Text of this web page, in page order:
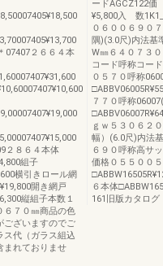
07407２６６４本
２８６４本体
組子
横引きロール網
開き網戸
縦組子本数１
６７０㎜商品の色
ございますのでご
ス代（ガラス組込
まれておりませ
ードAGCZ122
¥5,800入 数
０６００６９０
隅)(3.0尺)内法基
W㎜６４０７３
コード呼称コー
０５７０呼称
７７０呼称
ｇｗ５３０６２
幅）(6.0尺)内法
６９０呼称高サ
価格０５５００
６本体
161旧版カタログ